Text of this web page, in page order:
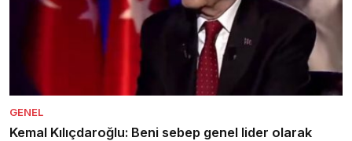
GENEL
Kemal Kılıçdaroğlu: Beni sebep genel lider olarak